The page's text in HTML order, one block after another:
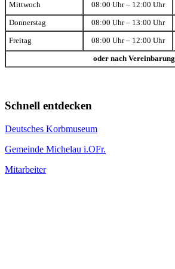
Mittwoch 08:00 Uhr – 12:00 Uhr
Donnerstag 08:00 Uhr – 13:00 Uhr
Freitag 08:00 Uhr – 12:00 Uhr
oder nach Vereinbarung
Schnell entdecken
Deutsches Korbmuseum
Gemeinde Michelau i.OFr.
Mitarbeiter